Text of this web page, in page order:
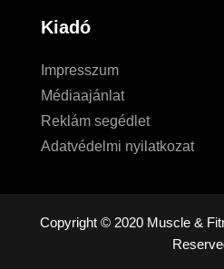
Kiadó
Impresszum
Médiaajánlat
Reklám segédlet
Adatvédelmi nyilatkozat
Copyright © 2020 Muscle &